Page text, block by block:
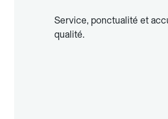
Service, ponctualité et
qualité.